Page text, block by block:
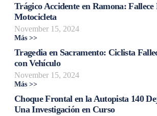
Trágico Accidente en Ramona: Fallece
Motocicleta
November 15, 2024
Más >>
Tragedia en Sacramento: Ciclista
con Vehículo
November 15, 2024
Más >>
Choque Frontal en la Autopista 140
Una Investigación en Curso